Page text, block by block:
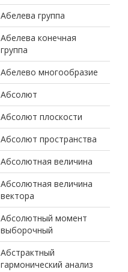
Абелева группа
Абелева конечная
группа
Абелево многообразие
Абсолют
Абсолют плоскости
Абсолют пространства
Абсолютная величина
Абсолютная величина
вектора
Абсолютный момент
выборочный
Абстрактный
гармонический анализ